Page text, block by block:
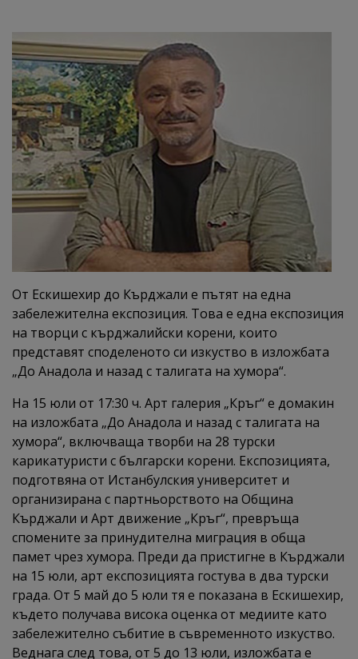
От Ескишехир до Кърджали е пътят на една
забележителна експозиция. Това е една експозиция
на творци с кърджалийски корени, които
представят споделеното си изкуство в изложбата
„До Анадола и назад с талигата на хумора“.
На 15 юли от 17:30 ч. Арт галерия „Кръг“ е домакин
на изложбата „До Анадола и назад с талигата на
хумора“, включваща творби на 28 турски
карикатуристи с български корени. Експозицията,
подготвяна от Истанбулския университет и
организирана с партньорството на Община
Кърджали и Арт движение „Кръг“, превръща
спомените за принудителна миграция в обща
памет чрез хумора. Преди да пристигне в Кърджали
на 15 юли, арт експозицията гостува в два турски
града. От 5 май до 5 юли тя е показана в Ескишехир,
където получава висока оценка от медиите като
забележително събитие в съвременното изкуство.
Веднага след това, от 5 до 13 юли, изложбата е